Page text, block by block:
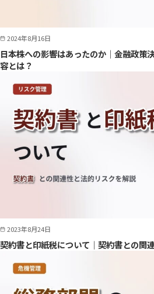
2024年8月16日
日本株への影響はあったのか｜金融政策
容とは？
2023年8月24日
契約書と印紙税について｜契約書との関